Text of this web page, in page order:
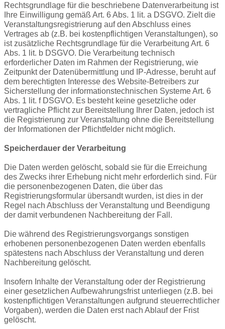
Rechtsgrundlage für die beschriebene Datenverarbeitung ist
Ihre Einwilligung gemäß Art. 6 Abs. 1 lit. a DSGVO. Zielt die
Veranstaltungsregistrierung auf den Abschluss eines
Vertrages ab (z.B. bei kostenpflichtigen Veranstaltungen), so
ist zusätzliche Rechtsgrundlage für die Verarbeitung Art. 6
Abs. 1 lit. b DSGVO. Die Verarbeitung technisch
erforderlicher Daten im Rahmen der Registrierung, wie
Zeitpunkt der Datenübermittlung und IP-Adresse, beruht auf
dem berechtigten Interesse des Website-Betreibers zur
Sicherstellung der informationstechnischen Systeme Art. 6
Abs. 1 lit. f DSGVO. Es besteht keine gesetzliche oder
vertragliche Pflicht zur Bereitstellung Ihrer Daten, jedoch ist
die Registrierung zur Veranstaltung ohne die Bereitstellung
der Informationen der Pflichtfelder nicht möglich.
Speicherdauer der Verarbeitung
Die Daten werden gelöscht, sobald sie für die Erreichung
des Zwecks ihrer Erhebung nicht mehr erforderlich sind. Für
die personenbezogenen Daten, die über das
Registrierungsformular übersandt wurden, ist dies in der
Regel nach Abschluss der Veranstaltung und Beendigung
der damit verbundenen Nachbereitung der Fall.
Die während des Registrierungsvorgangs sonstigen
erhobenen personenbezogenen Daten werden ebenfalls
spätestens nach Abschluss der Veranstaltung und deren
Nachbereitung gelöscht.
Insofern Inhalte der Veranstaltung oder der Registrierung
einer gesetzlichen Aufbewahrungsfrist unterliegen (z.B. bei
kostenpflichtigen Veranstaltungen aufgrund steuerrechtlicher
Vorgaben), werden die Daten erst nach Ablauf der Frist
gelöscht.